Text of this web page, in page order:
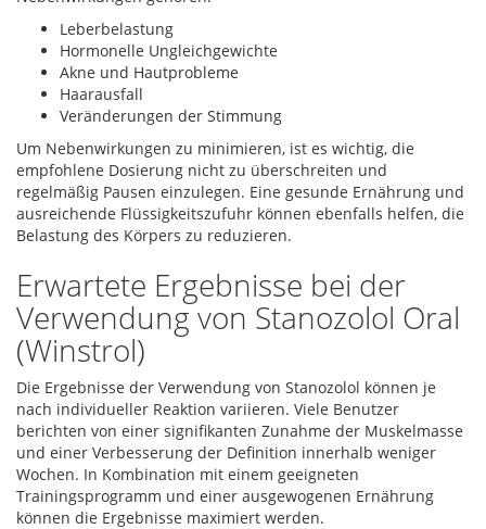
Leberbelastung
Hormonelle Ungleichgewichte
Akne und Hautprobleme
Haarausfall
Veränderungen der Stimmung
Um Nebenwirkungen zu minimieren, ist es wichtig, die
empfohlene Dosierung nicht zu überschreiten und
regelmäßig Pausen einzulegen. Eine gesunde Ernährung und
ausreichende Flüssigkeitszufuhr können ebenfalls helfen, die
Belastung des Körpers zu reduzieren.
Erwartete Ergebnisse bei der
Verwendung von Stanozolol Oral
(Winstrol)
Die Ergebnisse der Verwendung von Stanozolol können je
nach individueller Reaktion variieren. Viele Benutzer
berichten von einer signifikanten Zunahme der Muskelmasse
und einer Verbesserung der Definition innerhalb weniger
Wochen. In Kombination mit einem geeigneten
Trainingsprogramm und einer ausgewogenen Ernährung
können die Ergebnisse maximiert werden.